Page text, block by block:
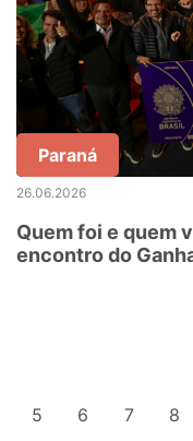
Paraná
26.06.2026
Quem foi e quem
encontro do
5 6 7 8